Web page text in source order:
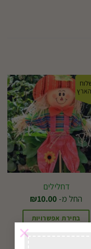
×
דחלילים
החל מ-
₪10.00
בחירת אפשרויות